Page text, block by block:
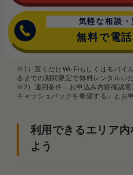
気軽な相談
無料で電
※1）置くだけWi-Fiもしくはモバイ
るまでの期間限定で無料レンタルい
※2）適用条件：お申込み内容確認
キャッシュバックを希望する」とお
利用できるエリア
よう